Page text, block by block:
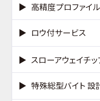
高精度プロファイ
ロウ付サービス
スローアウェイチ
特殊総型バイト 設